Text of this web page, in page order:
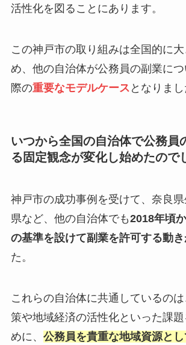
活性化を図ることにあります。
この神戸市の取り組みは全国的に
め、他の自治体が公務員の副業に
際の重要なモデルケース となりまし
いつから全国の自治体で公務員
る固定観念が変化し始めたので
神戸市の成功事例を受けて、奈良
県など、他の自治体でも2018年頃
の基準を設けて副業を許可する動
た。
これらの自治体に共通しているの
策や地域経済の活性化といった課
めに、 公務員を貴重な地域資源と